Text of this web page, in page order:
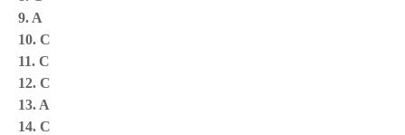
9. A
10. C
11. C
12. C
13. A
14. C